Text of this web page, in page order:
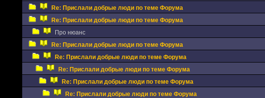
Re: Прислали добрые люди по теме Форума
Re: Прислали добрые люди по теме Форума
Про нюанс
Re: Прислали добрые люди по теме Форума
Re: Прислали добрые люди по теме Форума
Re: Прислали добрые люди по теме Форума
Re: Прислали добрые люди по теме Форума
Re: Прислали добрые люди по теме Форума